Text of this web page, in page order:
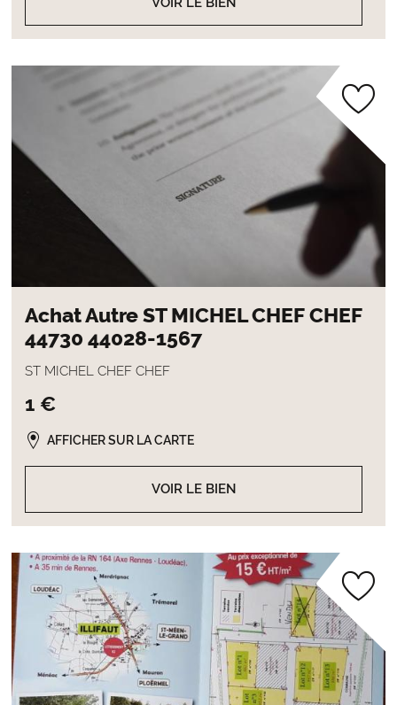
Achat Autre ST MICHEL CHEF CHEF
44730 44028-1567
ST MICHEL CHEF CHEF
1 €
VOIR LE BIEN
AFFICHER SUR LA CARTE